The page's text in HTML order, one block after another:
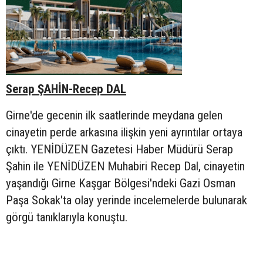
Serap ŞAHİN-Recep DAL
Girne'de gecenin ilk saatlerinde meydana gelen
cinayetin perde arkasına ilişkin yeni ayrıntılar ortaya
çıktı. YENİDÜZEN Gazetesi Haber Müdürü Serap
Şahin ile YENİDÜZEN Muhabiri Recep Dal, cinayetin
yaşandığı Girne Kaşgar Bölgesi'ndeki Gazi Osman
Paşa Sokak'ta olay yerinde incelemelerde bulunarak
görgü tanıklarıyla konuştu.